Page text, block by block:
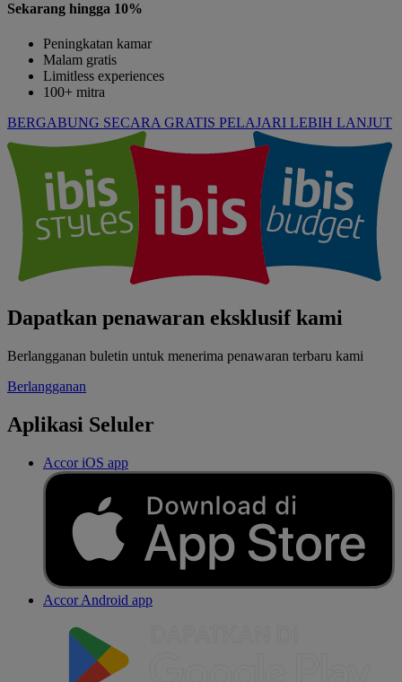
Sekarang hingga 10%
Peningkatan kamar
Malam gratis
Limitless experiences
100+ mitra
BERGABUNG SECARA GRATIS PELAJARI LEBIH LANJUT
Dapatkan penawaran eksklusif kami
Berlangganan buletin untuk menerima penawaran terbaru kami
Berlangganan
Aplikasi Seluler
Accor iOS app
Accor Android app